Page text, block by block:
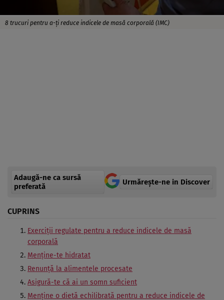
8 trucuri pentru a-ți reduce indicele de masă corporală (IMC)
Adaugă-ne ca sursă
preferată
Urmărește-ne in Discover
CUPRINS
Exerciții regulate pentru a reduce indicele de masă
corporală
Menține-te hidratat
Renunță la alimentele procesate
Asigură-te că ai un somn suficient
Menține o dietă echilibrată pentru a reduce indicele de